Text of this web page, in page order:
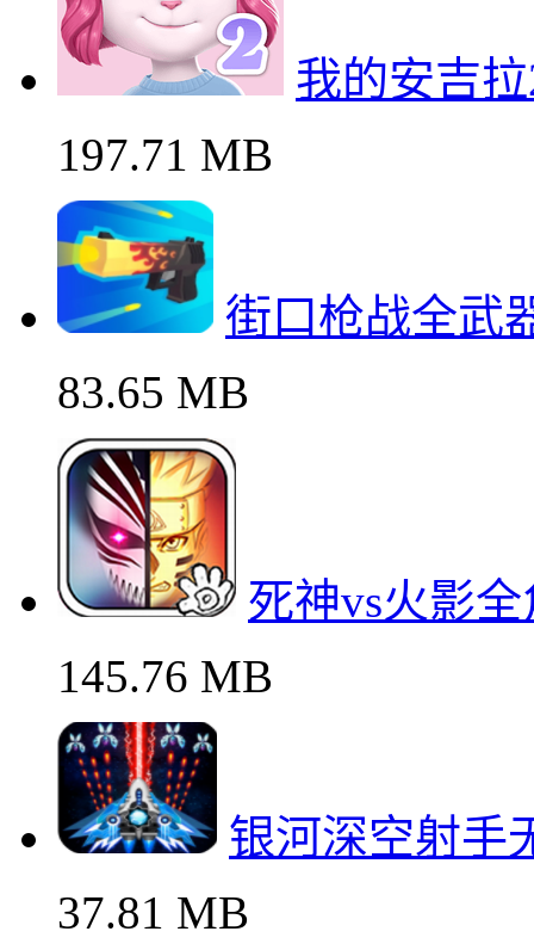
我的安吉
197.71 MB
街口枪战全武
83.65 MB
死神vs火影
145.76 MB
银河深空射手
37.81 MB